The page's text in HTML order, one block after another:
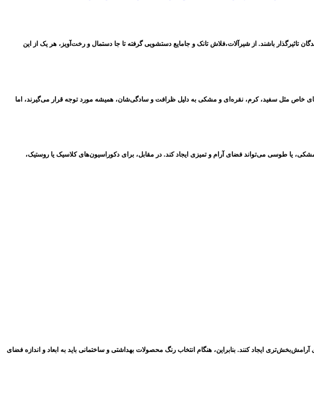
تاثیرگذار باشند. از شیرآلات،فلاش تانک و جامایع دستشویی گرفته تا جا دستمال و رخت‌آویز، هر یک از این
خاص مثل سفید، کرم، نقره‌ای و مشکی به دلیل ظرافت و سادگی‌شان، همیشه مورد توجه قرار می‌گیرند، اما
یا طوسی می‌تواند فضای آرام و تمیزی ایجاد کند. در مقابل، برای دکوراسیون‌های کلاسیک یا روستیک،
ایجاد کنند. بنابراین، هنگام انتخاب رنگ محصولات بهداشتی و ساختمانی باید به ابعاد و اندازه فضای